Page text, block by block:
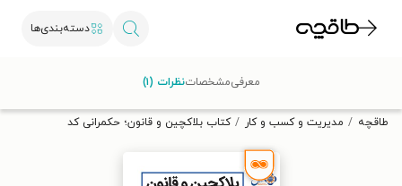
دسته‌بندی‌ها
تخفیف از طاقچه دریافت کن.
طاقچه مدیریت و کسب و کار کتاب بلاکچین و قانون؛ حکمرانی کد
معرفیمشخصاتنظرات (۱)